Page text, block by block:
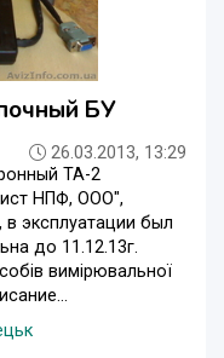
БУ
26.03.2013, 13:29
ТА-2
НПФ, ООО",
в эксплуатации был
до 11.12.13г.
вимірювальної